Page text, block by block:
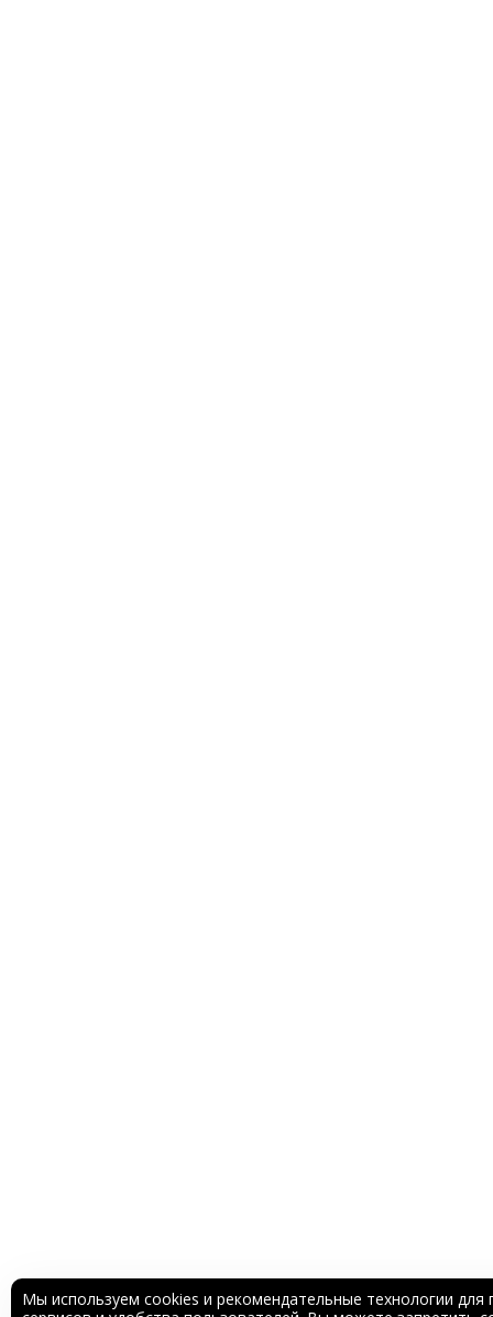
Мы используем cookies и рекомендательные технологии для